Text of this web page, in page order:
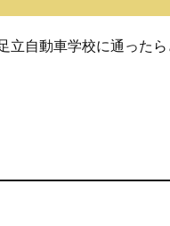
自動車学校に通った